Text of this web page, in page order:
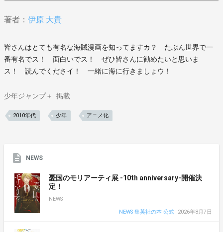
著者： 伊原 大貴
皆さんはとても有名な海賊漫画を知ってますカ？ たぶん世界で一
番有名でス！ 面白いでス！ ぜひ皆さんに勧めたいと思いま
ス！ 読んでくださイ！ 一緒に海に行きましょウ！
少年ジャンプ＋ 掲載
2010年代 少年 アニメ化
NEWS
憂国のモリアーティ展 -10th anniversary-開催決
定！
NEWS
NEWS 集英社の本 公式
2026年8月7日